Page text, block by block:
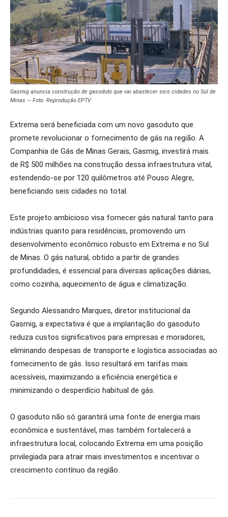
Gasmig anuncia construção de gasoduto que vai abastecer seis cidades no Sul de
Minas — Foto: Reprodução EPTV
Extrema será beneficiada com um novo gasoduto que
promete revolucionar o fornecimento de gás na região. A
Companhia de Gás de Minas Gerais, Gasmig, investirá mais
de R$ 500 milhões na construção dessa infraestrutura vital,
estendendo-se por 120 quilômetros até Pouso Alegre,
beneficiando seis cidades no total.
Este projeto ambicioso visa fornecer gás natural tanto para
indústrias quanto para residências, promovendo um
desenvolvimento econômico robusto em Extrema e no Sul
de Minas. O gás natural, obtido a partir de grandes
profundidades, é essencial para diversas aplicações diárias,
como cozinha, aquecimento de água e climatização.
Segundo Alessandro Marques, diretor institucional da
Gasmig, a expectativa é que a implantação do gasoduto
reduza custos significativos para empresas e moradores,
eliminando despesas de transporte e logística associadas ao
fornecimento de gás. Isso resultará em tarifas mais
acessíveis, maximizando a eficiência energética e
minimizando o desperdício habitual de gás.
O gasoduto não só garantirá uma fonte de energia mais
econômica e sustentável, mas também fortalecerá a
infraestrutura local, colocando Extrema em uma posição
privilegiada para atrair mais investimentos e incentivar o
crescimento contínuo da região.